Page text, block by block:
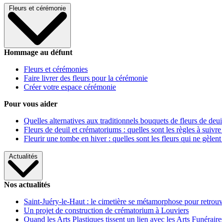
Fleurs et cérémonie
Hommage au défunt
Fleurs et cérémonies
Faire livrer des fleurs pour la cérémonie
Créer votre espace cérémonie
Pour vous aider
Quelles alternatives aux traditionnels bouquets de fleurs de
Fleurs de deuil et crématoriums : quelles sont les règles à
Fleurir une tombe en hiver : quelles sont les fleurs qui ne gèlent
Actualités
Nos actualités
Saint-Juéry-le-Haut : le cimetière se métamorphose pour
Un projet de construction de crématorium à Louviers
Quand les Arts Plastiques tissent un lien avec les Arts